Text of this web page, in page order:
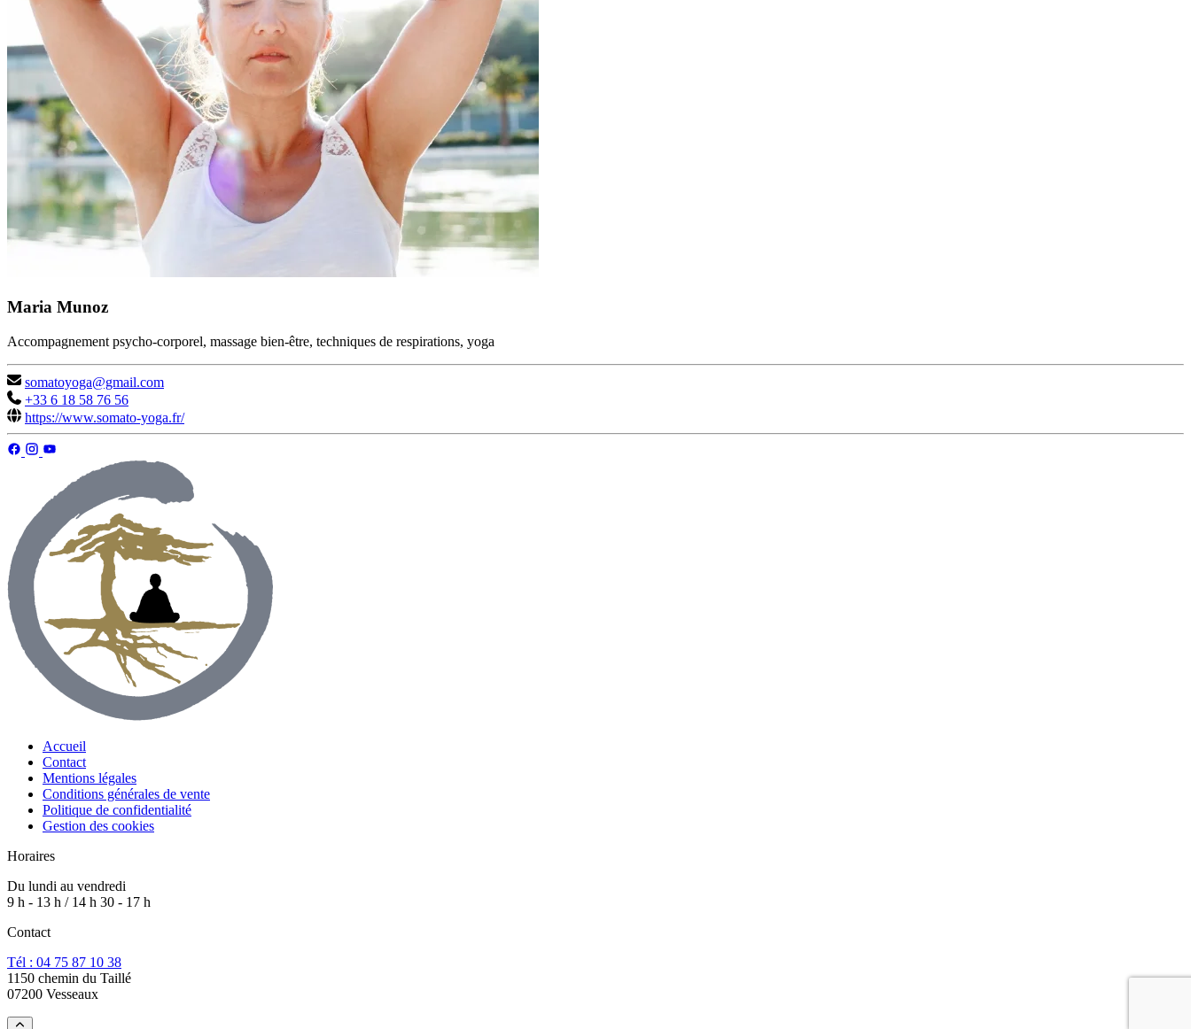
Maria Munoz
Accompagnement psycho-corporel, massage bien-être, techniques de respirations, yoga
somatoyoga@gmail.com
+33 6 18 58 76 56
https://www.somato-yoga.fr/
Accueil
Contact
Mentions légales
Conditions générales de vente
Politique de confidentialité
Gestion des cookies
Horaires
Du lundi au vendredi
9 h - 13 h / 14 h 30 - 17 h
Contact
Tél : 04 75 87 10 38
1150 chemin du Taillé
07200 Vesseaux